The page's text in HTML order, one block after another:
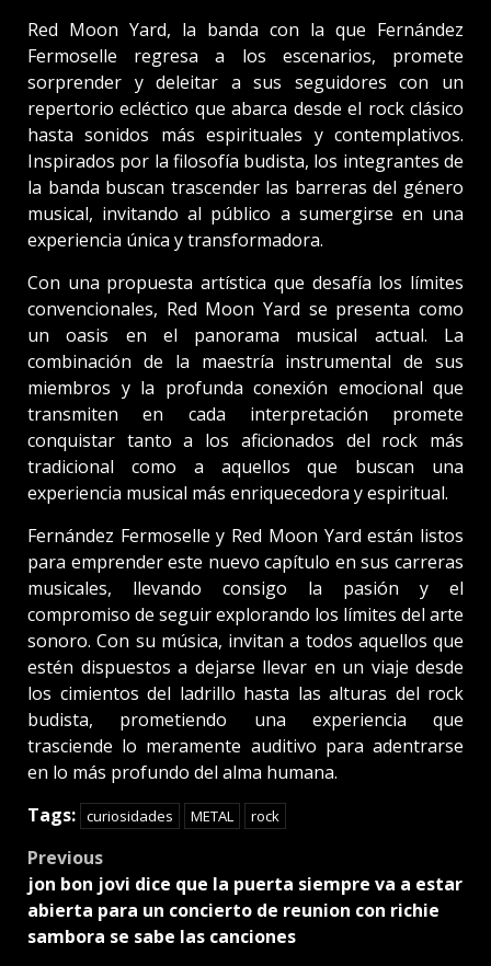
Red Moon Yard, la banda con la que Fernández
Fermoselle regresa a los escenarios, promete
sorprender y deleitar a sus seguidores con un
repertorio ecléctico que abarca desde el rock clásico
hasta sonidos más espirituales y contemplativos.
Inspirados por la filosofía budista, los integrantes de
la banda buscan trascender las barreras del género
musical, invitando al público a sumergirse en una
experiencia única y transformadora.
Con una propuesta artística que desafía los límites
convencionales, Red Moon Yard se presenta como
un oasis en el panorama musical actual. La
combinación de la maestría instrumental de sus
miembros y la profunda conexión emocional que
transmiten en cada interpretación promete
conquistar tanto a los aficionados del rock más
tradicional como a aquellos que buscan una
experiencia musical más enriquecedora y espiritual.
Fernández Fermoselle y Red Moon Yard están listos
para emprender este nuevo capítulo en sus carreras
musicales, llevando consigo la pasión y el
compromiso de seguir explorando los límites del arte
sonoro. Con su música, invitan a todos aquellos que
estén dispuestos a dejarse llevar en un viaje desde
los cimientos del ladrillo hasta las alturas del rock
budista, prometiendo una experiencia que
trasciende lo meramente auditivo para adentrarse
en lo más profundo del alma humana.
Tags: curiosidades METAL rock
Post
navigation
Previous
jon bon jovi dice que la puerta siempre va a estar
abierta para un concierto de reunion con richie
sambora se sabe las canciones